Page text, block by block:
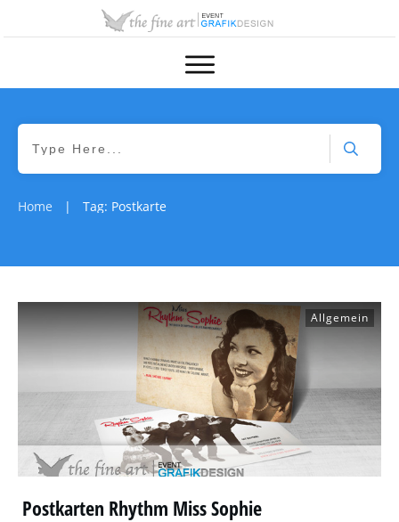
Home | Tag: Postkarte
Allgemein
Postkarten Rhythm Miss Sophie